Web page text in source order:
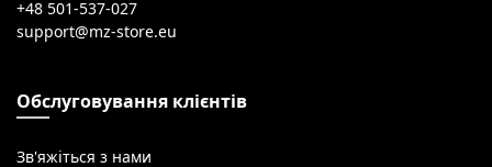
+48 501-537-027
Обслуговування клієнтів
Зв'яжіться з нами